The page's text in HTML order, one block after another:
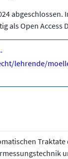
als Open Access
lehrende/